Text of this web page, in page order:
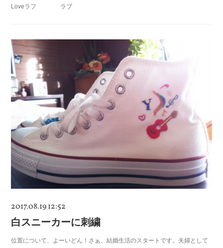
Loveラフ ラブ
2017.08.19 12:52
白スニーカーに刺繍
位置について、よーいどん！さぁ、結婚生活のスタートです。夫婦として